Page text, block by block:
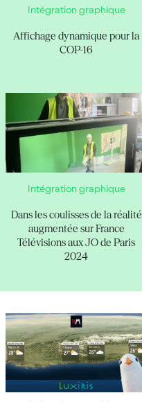
Intégration graphique
Affichage dynamique pour la
COP-16
Intégration graphique
Dans les coulisses de la réalité
augmentée sur France
Télévisions aux JO de Paris
2024